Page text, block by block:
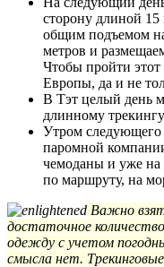
сторону длиной
общим подъемом
метров и
Чтобы пройти
Европы, да и не
В Тэт целый день
длинному
Утром следующего
паромной
чемоданы и уже на
по маршруту, на
Важно
достаточное
одежду с учетом
смысла нет.